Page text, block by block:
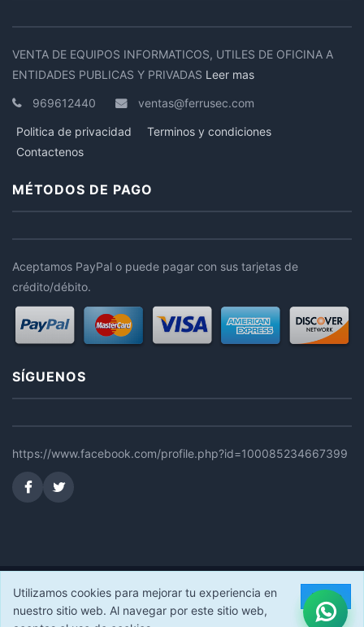
VENTA DE EQUIPOS INFORMATICOS, UTILES DE OFICINA A
ENTIDADES PUBLICAS Y PRIVADAS Leer mas
969612440 ventas@ferrusec.com
Politica de privacidad
Terminos y condiciones
Contactenos
MÉTODOS DE PAGO
Aceptamos PayPal o puede pagar con sus tarjetas de
crédito/débito.
SÍGUENOS
https://www.facebook.com/profile.php?id=100085234667399
© 2026 FERRUSEC STORE. Todos los derechos reservados.
Acepto
Utilizamos cookies para mejorar tu experiencia en
nuestro sitio web. Al navegar por este sitio web,